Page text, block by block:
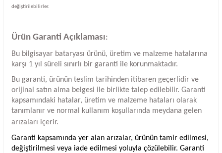
değiştirilebilirler.
Ürün Garanti Açıklaması:
Bu bilgisayar bataryası ürünü, üretim ve malzeme hatalarına
karşı 1 yıl süreli sınırlı bir garanti ile korunmaktadır.
Bu garanti, ürünün teslim tarihinden itibaren geçerlidir ve
orijinal satın alma belgesi ile birlikte talep edilebilir. Garanti
kapsamındaki hatalar, üretim ve malzeme hataları olarak
tanımlanır ve normal kullanım koşullarında meydana gelen
arızaları içerir.
Garanti kapsamında yer alan arızalar, ürünün tamir edilmesi,
değiştirilmesi veya iade edilmesi yoluyla çözülebilir. Garanti